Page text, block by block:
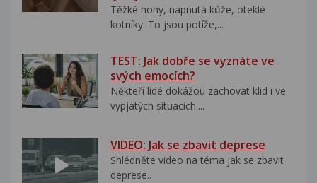
Těžké nohy, napnutá kůže, oteklé
kotníky. To jsou potíže,...
TEST: Jak dobře se vyznáte ve
svých emocích?
Někteří lidé dokážou zachovat klid i ve
vypjatých situacích....
VIDEO: Jak se zbavit deprese
Shlédněte video na téma jak se zbavit
deprese..